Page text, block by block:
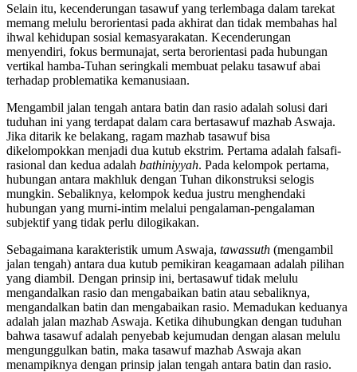
Selain itu, kecenderungan tasawuf yang terlembaga dalam tarekat
memang melulu berorientasi pada akhirat dan tidak membahas hal
ihwal kehidupan sosial kemasyarakatan. Kecenderungan
menyendiri, fokus bermunajat, serta berorientasi pada hubungan
vertikal hamba-Tuhan seringkali membuat pelaku tasawuf abai
terhadap problematika kemanusiaan.
Mengambil jalan tengah antara batin dan rasio adalah solusi dari
tuduhan ini yang terdapat dalam cara bertasawuf mazhab Aswaja.
Jika ditarik ke belakang, ragam mazhab tasawuf bisa
dikelompokkan menjadi dua kutub ekstrim. Pertama adalah falsafi-
rasional dan kedua adalah bathiniyyah. Pada kelompok pertama,
hubungan antara makhluk dengan Tuhan dikonstruksi selogis
mungkin. Sebaliknya, kelompok kedua justru menghendaki
hubungan yang murni-intim melalui pengalaman-pengalaman
subjektif yang tidak perlu dilogikakan.
Sebagaimana karakteristik umum Aswaja, tawassuth (mengambil
jalan tengah) antara dua kutub pemikiran keagamaan adalah pilihan
yang diambil. Dengan prinsip ini, bertasawuf tidak melulu
mengandalkan rasio dan mengabaikan batin atau sebaliknya,
mengandalkan batin dan mengabaikan rasio. Memadukan keduanya
adalah jalan mazhab Aswaja. Ketika dihubungkan dengan tuduhan
bahwa tasawuf adalah penyebab kejumudan dengan alasan melulu
mengunggulkan batin, maka tasawuf mazhab Aswaja akan
menampiknya dengan prinsip jalan tengah antara batin dan rasio.